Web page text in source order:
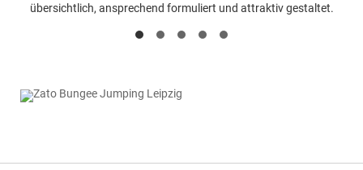
übersichtlich, ansprechend formuliert und attraktiv gestaltet.